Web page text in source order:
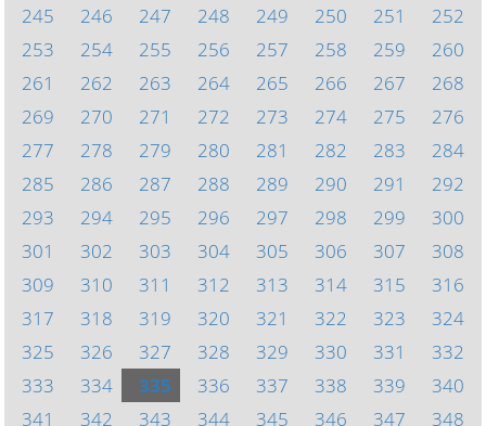
245
246 247 248 249 250 251
252
253
254 255 256 257 258 259
260
261
262 263 264 265 266 267
268
269
270 271 272 273 274 275
276
277
278 279 280 281 282 283
284
285
286 287 288 289 290 291
292
293
294 295 296 297 298 299
300
301
302 303 304 305 306 307
308
309
310 311 312 313 314 315
316
317
318 319 320 321 322 323
324
325
326 327 328 329 330 331
332
333
334 335 336 337 338 339
340
341
342 343 344 345 346 347 348